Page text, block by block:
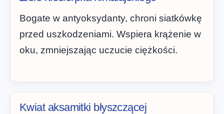
Bogate w antyoksydanty, chroni siatkówkę
przed uszkodzeniami. Wspiera krążenie w
oku, zmniejszając uczucie ciężkości.
Kwiat aksamitki błyszczącej